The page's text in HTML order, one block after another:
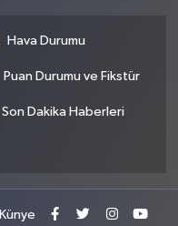
Hava Durumu
Puan Durumu ve Fikstür
Son Dakika Haberleri
Künye